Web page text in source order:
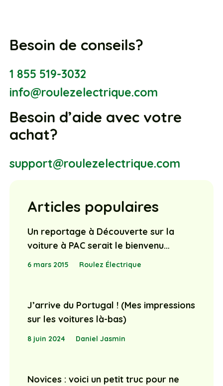
Besoin de conseils?
1 855 519-3032
info@roulezelectrique.com
Besoin d’aide avec votre
achat?
support@roulezelectrique.com
Articles populaires
Un reportage à Découverte sur la
voiture à PAC serait le bienvenu…
6 mars 2015 Roulez Électrique
J’arrive du Portugal ! (Mes impressions
sur les voitures là-bas)
8 juin 2024 Daniel Jasmin
Novices : voici un petit truc pour ne